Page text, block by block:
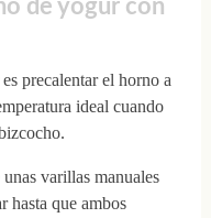
de yogur con
precalentar el horno a
ideal cuando
varillas manuales
hasta que ambos